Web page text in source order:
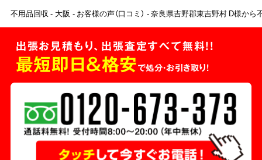
不用品回収 大阪 お客様の声（口コミ） 奈良県吉野郡東吉野村 D様から
出張お見積もり、出張査定すべて無料!!
最短即日＆格安で処分・お引き取り！